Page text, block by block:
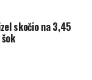
skočio na 3,45